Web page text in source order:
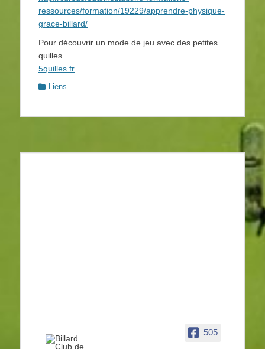
ressources/formation/19229/apprendre-physique-
grace-billard/
Pour découvrir un mode de jeu avec des petites
quilles
5quilles.fr
Categories
Liens
505